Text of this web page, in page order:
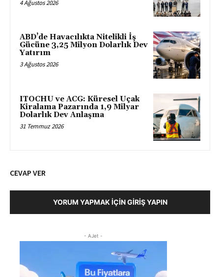
4 Ağustos 2026
ABD’de Havacılıkta Nitelikli İş
Gücüne 3,25 Milyon Dolarlık Dev
Yatırım
3 Ağustos 2026
ITOCHU ve ACG: Küresel Uçak
Kiralama Pazarında 1,9 Milyar
Dolarlık Dev Anlaşma
31 Temmuz 2026
CEVAP VER
YORUM YAPMAK İÇIN GIRIŞ YAPIN
- AJet -